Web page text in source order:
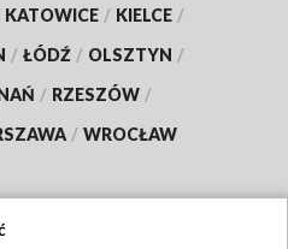
KATOWICE / KIELCE /
/ ŁÓDŹ / OLSZTYN /
/ RZESZÓW /
/ WROCŁAW